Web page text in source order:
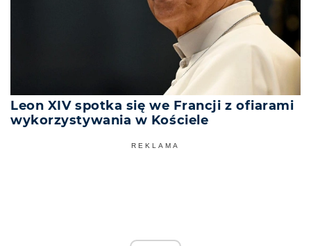
Leon XIV spotka się we Francji z ofiarami
wykorzystywania w Kościele
REKLAMA